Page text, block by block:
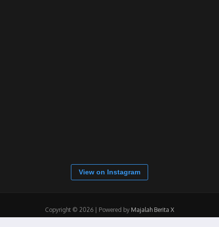
View on Instagram
Copyright © 2026 | Powered by Majalah Berita X